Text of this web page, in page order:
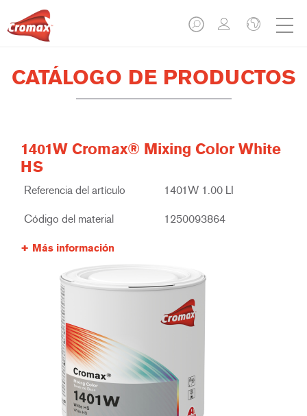
CATÁLOGO DE PRODUCTOS
1401W Cromax® Mixing Color White
HS
Referencia del artículo 1401W 1.00 LI
Código del material 1250093864
Más información